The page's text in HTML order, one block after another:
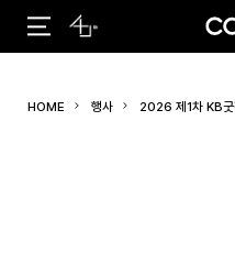
#코엑스 전시 #행사
HOME 행사 2026 제1차 KB굿